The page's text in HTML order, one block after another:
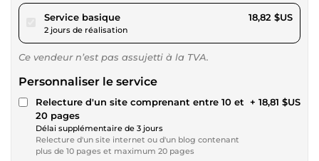
Service basiquepour 17,34 $US
2 jours de réalisation
18,82 $US
Ce vendeur n’est pas assujetti à la TVA.
Personnaliser le service
Relecture d'un site comprenant entre 10 et
20 pages
Délai supplémentaire de 3 jours
Relecture d'un site internet ou d'un blog contenant
plus de 10 pages et maximum 20 pages
+ 18,81 $US